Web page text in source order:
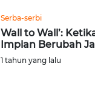
Serba-serbi
Wall to Wall’:
Impian Berubah
1 tahun yang lalu